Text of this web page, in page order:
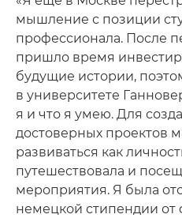
мышление с позиции
профессионала. После
пришло время
будущие истории,
в университете
я и что я умею. Для
достоверных проектов
развиваться как
путешествовала и
мероприятия. Я была
немецкой стипендии